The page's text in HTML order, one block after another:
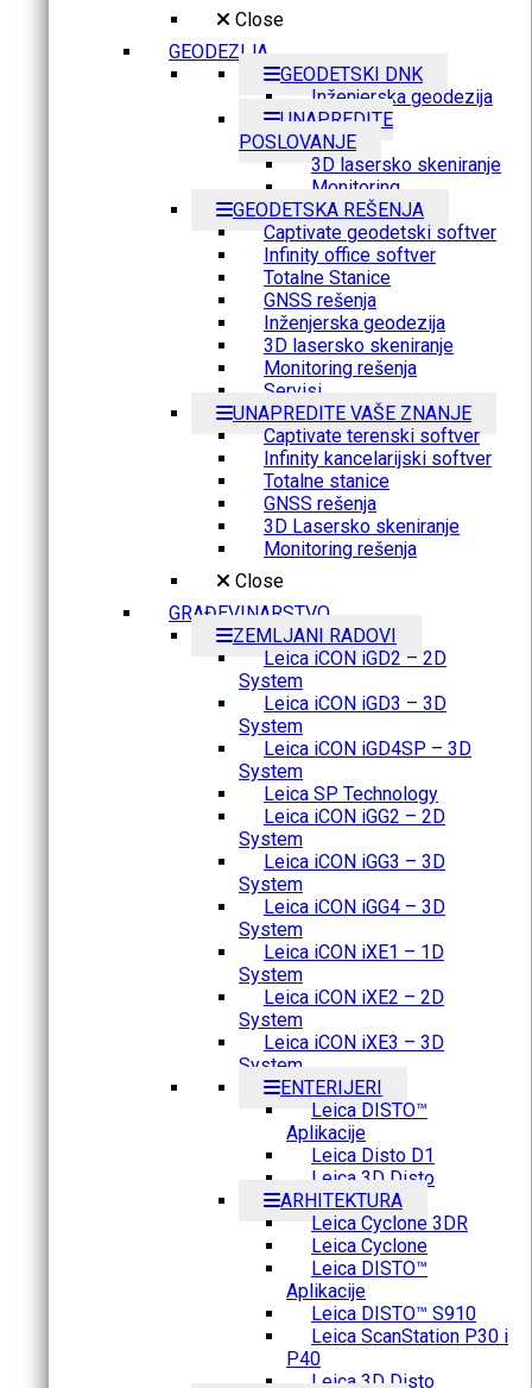
Close
GEODEZIJA
GEODETSKI DNK
Inženjerska geodezija
UNAPREDITE
POSLOVANJE
3D lasersko skeniranje
Monitoring
GEODETSKA REŠENJA
Captivate geodetski softver
Infinity office softver
Totalne Stanice
GNSS rešenja
Inženjerska geodezija
3D lasersko skeniranje
Monitoring rešenja
Servisi
UNAPREDITE VAŠE ZNANJE
Captivate terenski softver
Infinity kancelarijski softver
Totalne stanice
GNSS rešenja
3D Lasersko skeniranje
Monitoring rešenja
Close
GRAĐEVINARSTVO
ZEMLJANI RADOVI
Leica iCON iGD2 – 2D
System
Leica iCON iGD3 – 3D
System
Leica iCON iGD4SP – 3D
System
Leica SP Technology
Leica iCON iGG2 – 2D
System
Leica iCON iGG3 – 3D
System
Leica iCON iGG4 – 3D
System
Leica iCON iXE1 – 1D
System
Leica iCON iXE2 – 2D
System
Leica iCON iXE3 – 3D
System
ENTERIJERI
Leica DISTO™
Aplikacije
Leica Disto D1
Leica 3D Disto
ARHITEKTURA
Leica Cyclone 3DR
Leica Cyclone
Leica DISTO™
Aplikacije
Leica DISTO™ S910
Leica ScanStation P30 i
P40
Leica 3D Disto